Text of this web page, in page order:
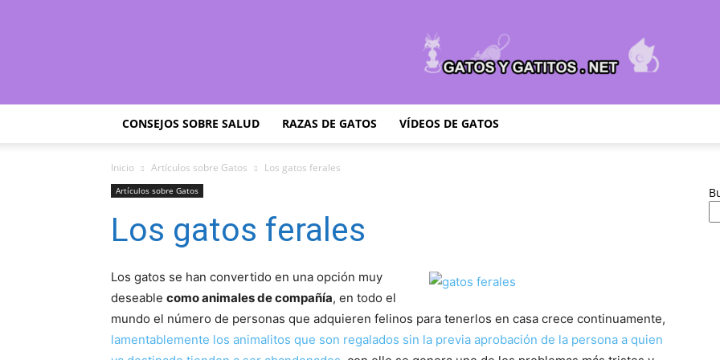
–
CONSEJOS SOBRE SALUD RAZAS DE GATOS VÍDEOS DE GATOS
Inicio Artículos sobre Gatos Los gatos ferales
Artículos sobre Gatos
Los gatos ferales
Los gatos se han convertido en una opción muy
deseable como animales de compañía, en todo el
mundo el número de personas que adquieren felinos para tenerlos en casa crece continuamente,
lamentablemente los animalitos que son regalados sin la previa aprobación de la persona a quien